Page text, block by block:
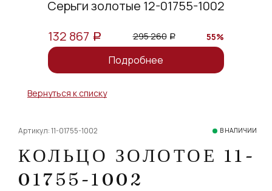
Серьги золотые 12-01755-1002
132 867 a 295 260 a 55%
Подробнее
Вернуться к списку
Артикул: 11-01755-1002 В НАЛИЧИИ
КОЛЬЦО ЗОЛОТОЕ 11-
01755-1002